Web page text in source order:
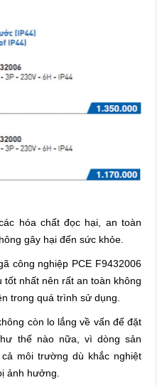
hóa chất đọc hại, an toàn
gây hại đến sức khỏe.
công nghiệp PCE F9432006
nhất nên rất an toàn không
trong quá trình sử dụng.
còn lo lắng về vấn để đặt
thế nào nữa, vì dòng sản
môi trường dù khắc nghiệt
ảnh hưởng.